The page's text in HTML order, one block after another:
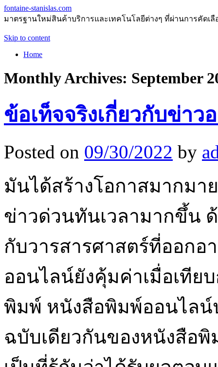
fontaine-stanislas.com
มาตรฐานใหม่สินค้าบริการและเทคโนโลยีต่างๆ ที่ผ่านการคัด
Skip to content
Home
Monthly Archives: September
ข้อเท็จจริงเกี่ยวกับข่า
Posted on 09/30/2022 by
มันได้สร้างโอกาสมากม
ข่าวด่วนทันเวลามากขึ้น
กับวารสารศาสตร์ที่ออก
ออนไลน์ยังคุ้มค่าเมื่อเที
พิมพ์ หนังสือพิมพ์ออนไล
ฉบับเดียวกันของหนังสือ